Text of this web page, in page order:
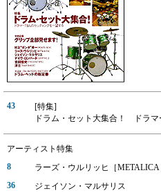
43
[特集]
ドラム・セット大集合！ ドラ
アーティスト特集
8
ラーズ・ウルリッヒ［
36
ジェイソン・マルサリス